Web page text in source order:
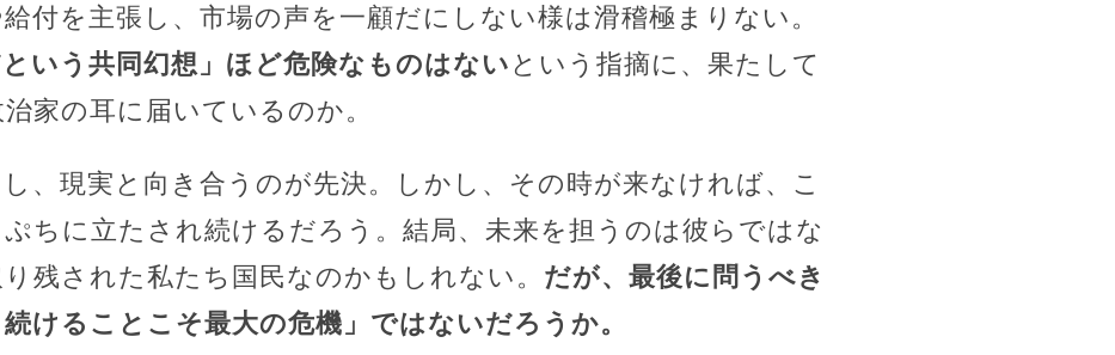
付を主張し、市場の声を一顧だにしない様は滑稽極まりない。
という共同幻想」ほど危険なものはない という指摘に、果たして
家の耳に届いているのか。
、現実と向き合うのが先決。しかし、その時が来なければ、こ
ちに立たされ続けるだろう。結局、未来を担うのは彼らではな
残された私たち国民なのかもしれない。 だが、最後に問うべき
けることこそ最大の危機」ではないだろうか。